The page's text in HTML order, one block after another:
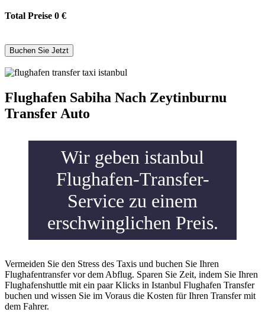
Total Preise 0 €
Flughafen Sabiha Nach Zeytinburnu
Transfer Auto
Wir geben istanbul
Flughafen-Transfer-
Service zu einem
erschwinglichen Preis.
Vermeiden Sie den Stress des Taxis und buchen Sie Ihren
Flughafentransfer vor dem Abflug. Sparen Sie Zeit, indem Sie Ihren
Flughafenshuttle mit ein paar Klicks in Istanbul Flughafen Transfer
buchen und wissen Sie im Voraus die Kosten für Ihren Transfer mit
dem Fahrer.